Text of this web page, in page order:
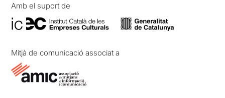
Amb el suport de
Mitjà de comunicació associat a